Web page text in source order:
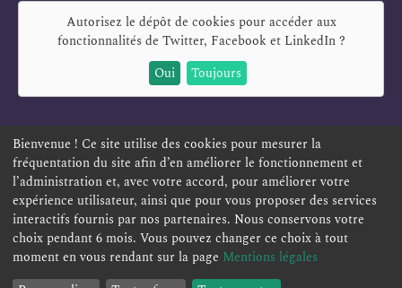
Autorisez le dépôt de cookies pour accéder aux
fonctionnalités de Twitter, Facebook et LinkedIn?
Oui
Toujours
ESPACE PERSONNEL OFFRES D'EMPLOI SIGNALEMENT
TÉLÉSERVICES PLAN DU SITE
ACCESSIBILITÉ POLITIQUE DE CONFIDENTIALITÉ
MENTIONS LÉGALES CONTACT
Bienvenue ! Ce site utilise des cookies pour mesurer la
fréquentation du site afin d’en améliorer le fonctionnement et
l’administration et, avec votre accord, pour améliorer votre
expérience utilisateur, ainsi que pour vous proposer des services
interactifs fournis par nos partenaires. Nous conservons votre
choix pendant 6 mois. Vous pouvez changer ce choix à tout
moment en vous rendant sur la page Mentions légales